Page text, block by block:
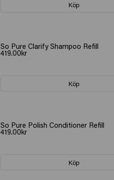
Köp
So Pure Clarify Shampoo Refill
419.00kr
Köp
So Pure Polish Conditioner Refill
419.00kr
Köp